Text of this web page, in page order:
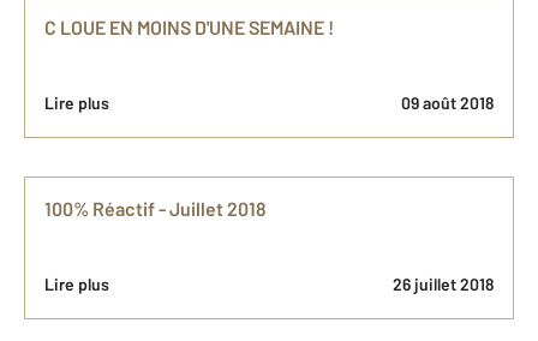
C LOUE EN MOINS D'UNE SEMAINE !
Lire plus 09 août 2018
100% Réactif - Juillet 2018
Lire plus 26 juillet 2018